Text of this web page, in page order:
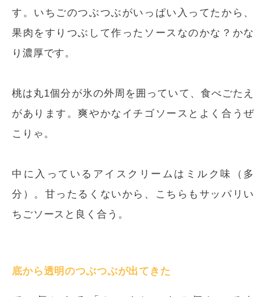
す。いちごのつぶつぶがいっぱい入ってたから、
果肉をすりつぶして作ったソースなのかな？かな
り濃厚です。
桃は丸1個分が氷の外周を囲っていて、食べごたえ
があります。爽やかなイチゴソースとよく合うぜ
こりゃ。
中に入っているアイスクリームはミルク味（多
分）。甘ったるくないから、こちらもサッパリい
ちごソースと良く合う。
底から透明のつぶつぶが出てきた